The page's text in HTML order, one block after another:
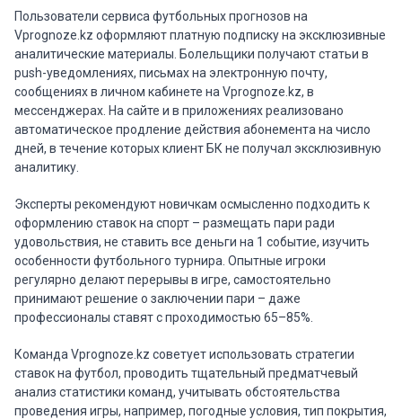
Пользователи сервиса футбольных прогнозов на
Vprognoze.kz оформляют платную подписку на эксклюзивные
аналитические материалы. Болельщики получают статьи в
push-уведомлениях, письмах на электронную почту,
сообщениях в личном кабинете на Vprognoze.kz, в
мессенджерах. На сайте и в приложениях реализовано
автоматическое продление действия абонемента на число
дней, в течение которых клиент БК не получал эксклюзивную
аналитику.
Эксперты рекомендуют новичкам осмысленно подходить к
оформлению ставок на спорт – размещать пари ради
удовольствия, не ставить все деньги на 1 событие, изучить
особенности футбольного турнира. Опытные игроки
регулярно делают перерывы в игре, самостоятельно
принимают решение о заключении пари – даже
профессионалы ставят с проходимостью 65–85%.
Команда Vprognoze.kz советует использовать стратегии
ставок на футбол, проводить тщательный предматчевый
анализ статистики команд, учитывать обстоятельства
проведения игры, например, погодные условия, тип покрытия,